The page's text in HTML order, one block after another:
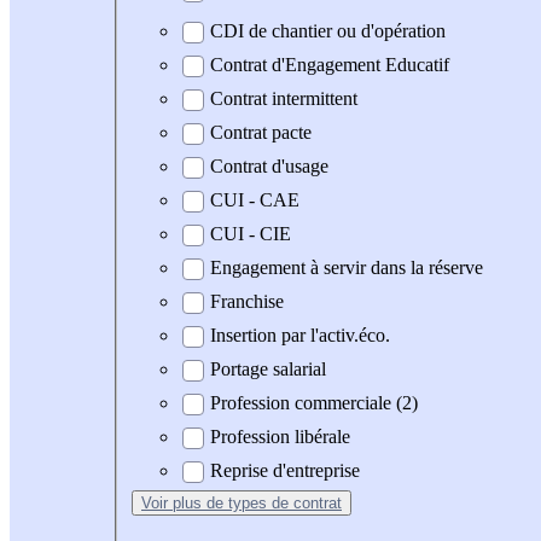
CDI de chantier ou d'opération
Contrat d'Engagement Educatif
Contrat intermittent
Contrat pacte
Contrat d'usage
CUI - CAE
CUI - CIE
Engagement à servir dans la réserve
Franchise
Insertion par l'activ.éco.
Portage salarial
Profession commerciale (2)
Profession libérale
Reprise d'entreprise
Voir plus de types de contrat